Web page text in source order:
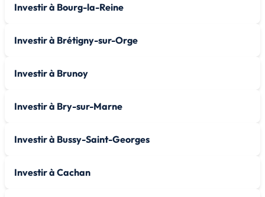
Investir à Bourg-la-Reine
Investir à Brétigny-sur-Orge
Investir à Brunoy
Investir à Bry-sur-Marne
Investir à Bussy-Saint-Georges
Investir à Cachan